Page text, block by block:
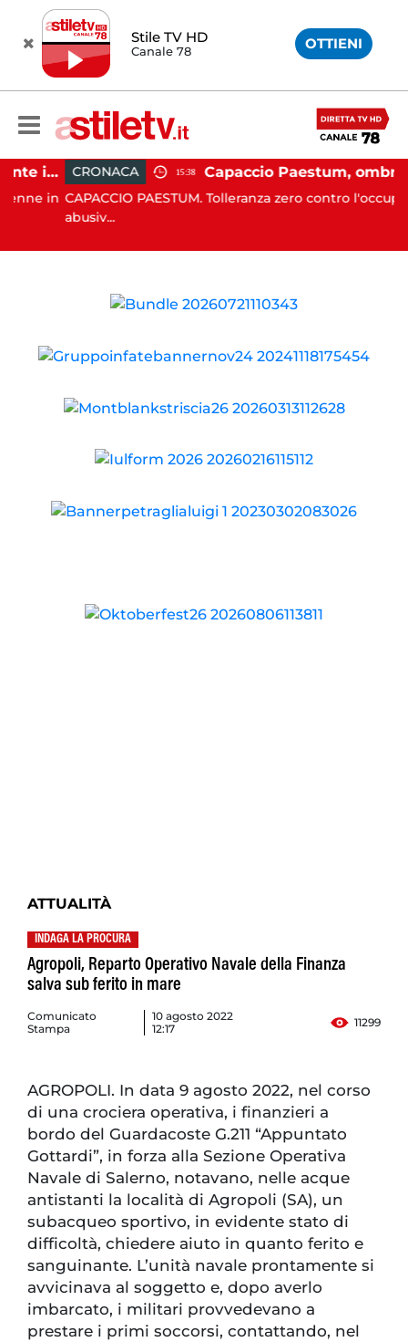
Stile TV HD
Canale 78 OTTIENI
Altavilla Silentina, incidente in moto nella notte: 19enne in prognosi riservata
in
CRONACA 15:38
CAPACCIO PAESTUM. Tolleranza zero contro
abusiv...
ATTUALITÀ
INDAGA LA PROCURA
Agropoli, Reparto Operativo Navale della Finanza
salva sub ferito in mare
Comunicato
Stampa
10 agosto 2022
12:17
11299
AGROPOLI. In data 9 agosto 2022, nel corso
di una crociera operativa, i finanzieri a
bordo del Guardacoste G.211 “Appuntato
Gottardi”, in forza alla Sezione Operativa
Navale di Salerno, notavano, nelle acque
antistanti la località di Agropoli (SA), un
subacqueo sportivo, in evidente stato di
difficoltà, chiedere aiuto in quanto ferito e
sanguinante. L’unità navale prontamente si
avvicinava al soggetto e, dopo averlo
imbarcato, i militari provvedevano a
prestare i primi soccorsi, contattando, nel